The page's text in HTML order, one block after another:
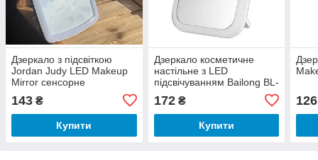
Дзеркало з підсвіткою
Jordan Judy LED Makeup
Mirror сенсорне
143 ₴
Купити
Дзеркало косметичне
настільне з LED
підсвічуванням Bailong BL-
172₴
Купити
126